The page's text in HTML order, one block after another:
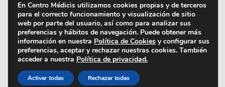
En Centro Médicis utilizamos cookies propias y de terceros
para el correcto funcionamiento y visualización de sitio
web por parte del usuario, así como para analizar sus
preferencias y hábitos de navegación. Puede obtener más
información en nuestra Política de Cookies y configurar sus
preferencias, aceptar y rechazar nuestras cookies. También
acceder a nuestra Política de privacidad.
Activar todas Rechazar todas